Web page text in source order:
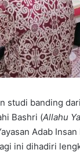
banding dari
Bashri (Allahu
Adab
ini dihadiri